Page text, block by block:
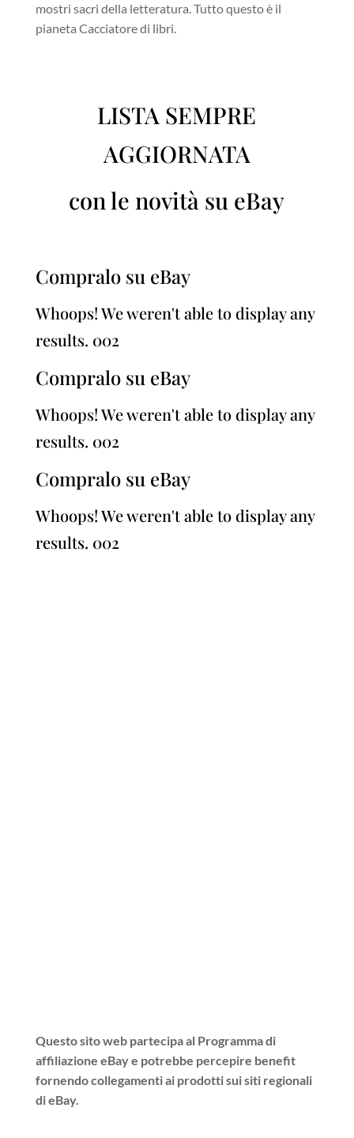
mostri sacri della letteratura. Tutto questo è il
pianeta Cacciatore di libri.
LISTA SEMPRE
AGGIORNATA
con le novità su eBay
Compralo su eBay
Whoops! We weren't able to display any
results. 002
Compralo su eBay
Whoops! We weren't able to display any
results. 002
Compralo su eBay
Whoops! We weren't able to display any
results. 002
Questo sito web partecipa al Programma di
affiliazione eBay e potrebbe percepire benefit
fornendo collegamenti ai prodotti sui siti regionali
di eBay.